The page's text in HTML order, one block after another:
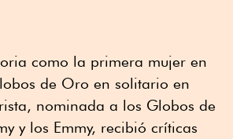
como la primera mujer en
de Oro en solitario en
nominada a los Globos de
y los Emmy, recibió críticas